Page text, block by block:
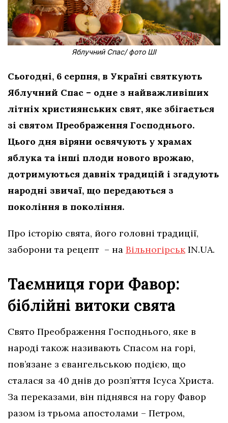
Яблучний Спас/ фото ШІ
Сьогодні, 6 серпня, в Україні святкують
Яблучний Спас – одне з найважливіших
літніх християнських свят, яке збігається
зі святом Преображення Господнього.
Цього дня віряни освячують у храмах
яблука та інші плоди нового врожаю,
дотримуються давніх традицій і згадують
народні звичаї, що передаються з
покоління в покоління.
Про історію свята, його головні традиції,
заборони та рецепт – на ВільногірськIN.UA.
Таємниця гори Фавор:
біблійні витоки свята
Свято Преображення Господнього, яке в
народі також називають Спасом на горі,
пов’язане з євангельською подією, що
сталася за 40 днів до розп’яття Ісуса Христа.
За переказами, він піднявся на гору Фавор
разом із трьома апостолами – Петром,